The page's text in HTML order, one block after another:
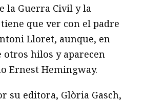
la Guerra Civil y la
que ver con el padre
Lloret, aunque, en
hilos y aparecen
Ernest Hemingway.
su editora, Glòria Gasch,